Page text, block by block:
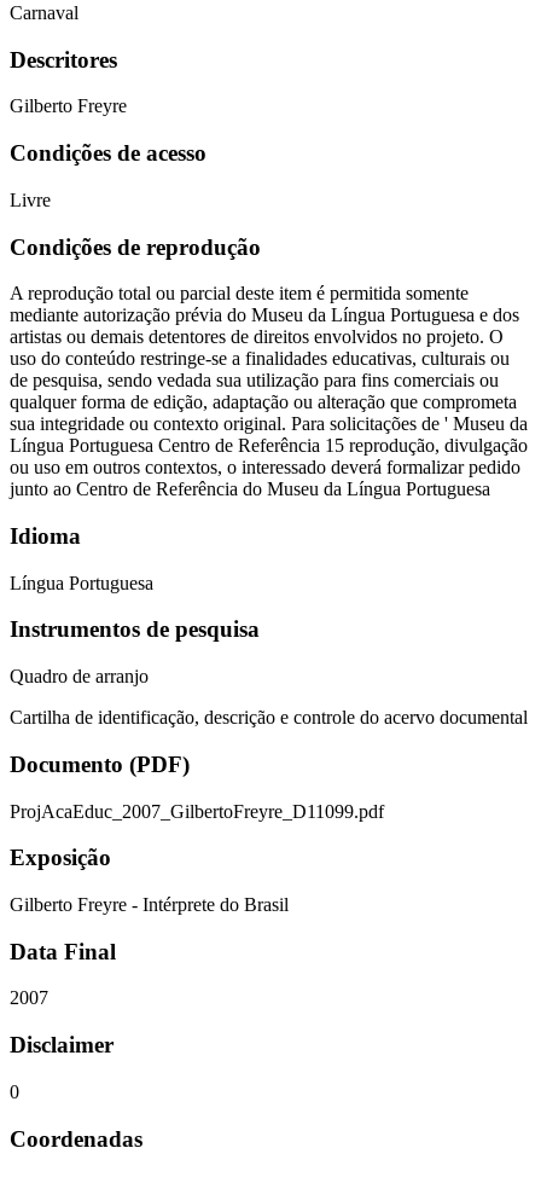
Carnaval
Descritores
Gilberto Freyre
Condições de acesso
Livre
Condições de reprodução
A reprodução total ou parcial deste item é permitida somente
mediante autorização prévia do Museu da Língua Portuguesa e dos
artistas ou demais detentores de direitos envolvidos no projeto. O
uso do conteúdo restringe-se a finalidades educativas, culturais ou
de pesquisa, sendo vedada sua utilização para fins comerciais ou
qualquer forma de edição, adaptação ou alteração que comprometa
sua integridade ou contexto original. Para solicitações de ' Museu da
Língua Portuguesa Centro de Referência 15 reprodução, divulgação
ou uso em outros contextos, o interessado deverá formalizar pedido
junto ao Centro de Referência do Museu da Língua Portuguesa
Idioma
Língua Portuguesa
Instrumentos de pesquisa
Quadro de arranjo
Cartilha de identificação, descrição e controle do acervo documental
Documento (PDF)
ProjAcaEduc_2007_GilbertoFreyre_D11099.pdf
Exposição
Gilberto Freyre - Intérprete do Brasil
Data Final
2007
Disclaimer
0
Coordenadas